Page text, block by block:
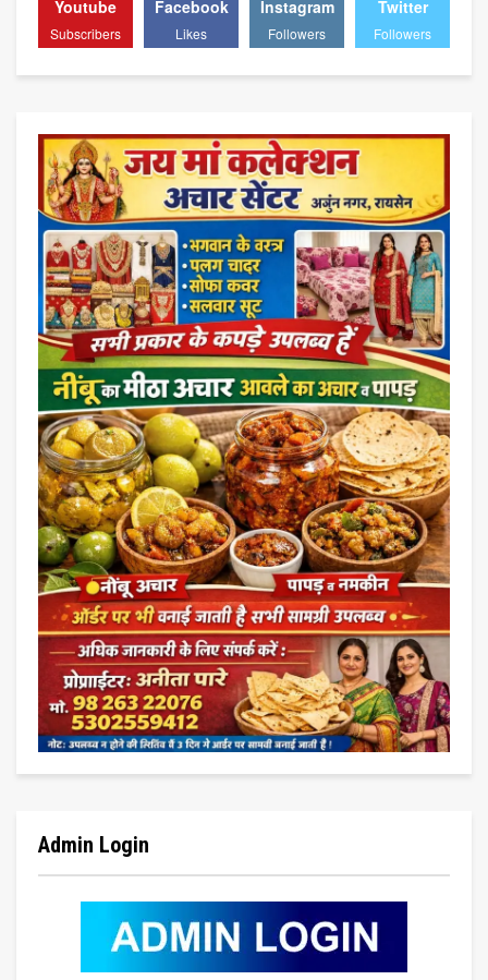
Youtube
Subscribers
Facebook
Likes
Instagram
Followers
Twitter
Followers
Admin Login